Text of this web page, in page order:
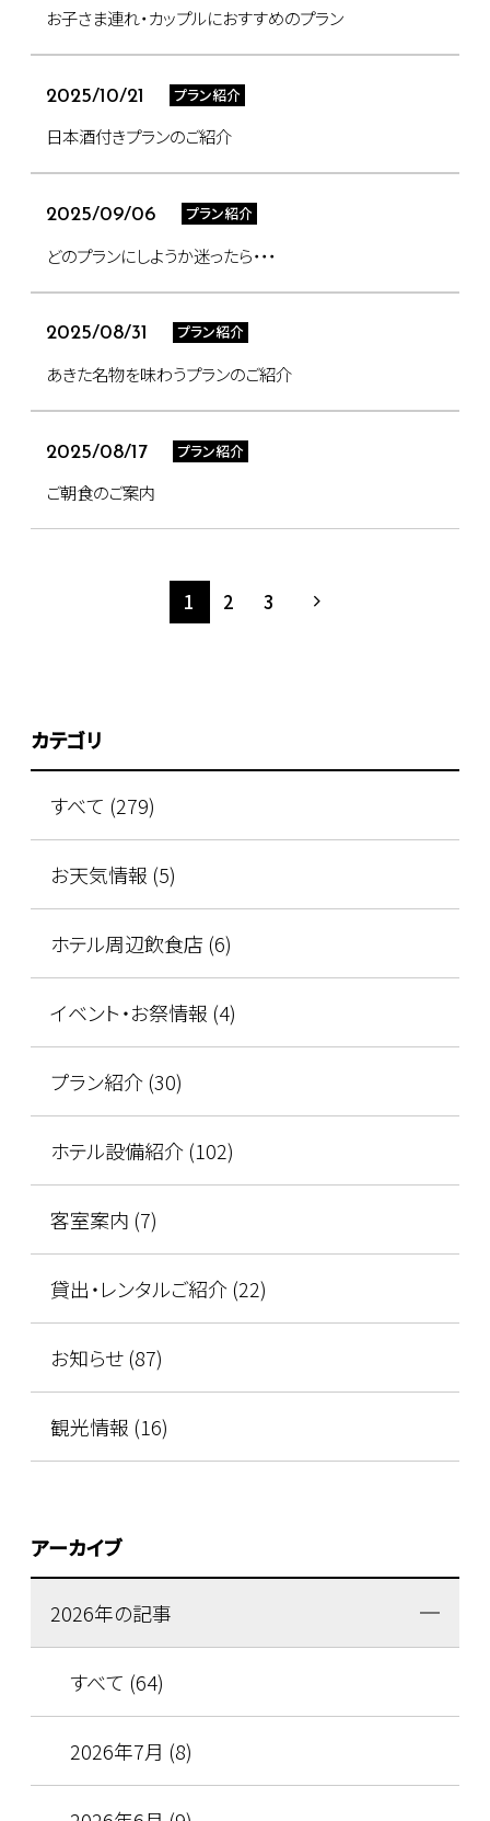
お子さま連れ・カップルにおすすめのプラン
2025/10/21 プラン紹介
日本酒付きプランのご紹介
2025/09/06 プラン紹介
どのプランにしようか迷ったら・・・
2025/08/31 プラン紹介
あきた名物を味わうプランのご紹介
2025/08/17 プラン紹介
ご朝食のご案内
1 2 3
カテゴリ
すべて (279)
お天気情報 (5)
ホテル周辺飲食店 (6)
イベント・お祭情報 (4)
プラン紹介 (30)
ホテル設備紹介 (102)
客室案内 (7)
貸出・レンタルご紹介 (22)
お知らせ (87)
観光情報 (16)
アーカイブ
2026年の記事
すべて (64)
2026年7月 (8)